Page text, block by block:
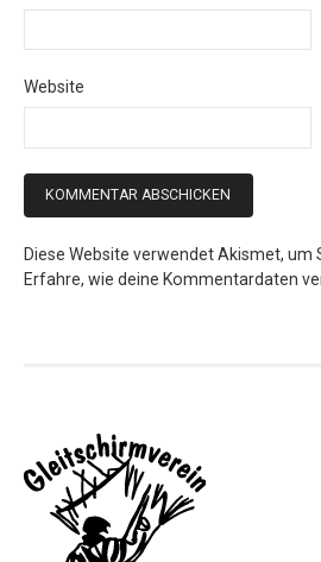
Website
Diese Website verwendet Akismet, um
Erfahre, wie deine Kommentardaten